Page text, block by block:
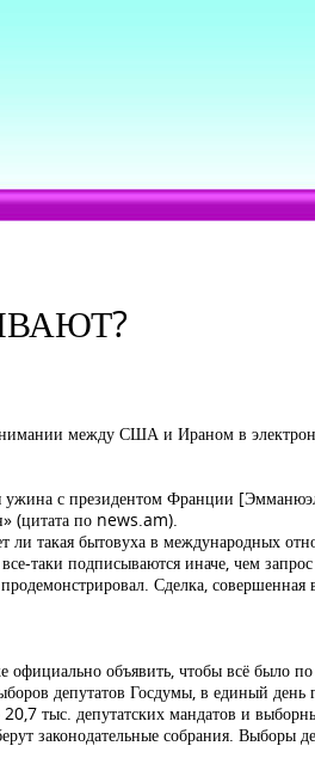
между США и Ираном в
ужина с президентом Франции
(цитата по news.am).
ли такая бытовуха в международных
таки подписываются иначе, чем
Сделка, совершенная
официально объявить, чтобы всё было
депутатов Госдумы, в единый день
20,7 тыс. депутатских мандатов и
законодательные собрания. Выборы